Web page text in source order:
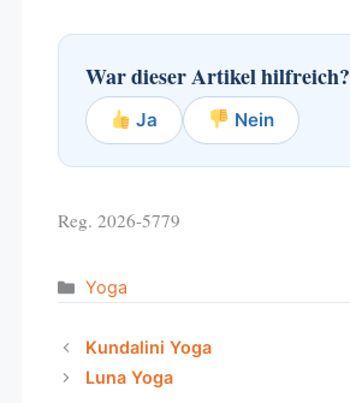
War dieser Artikel hilfreich?
Ja Nein
Reg. 2026-5779
Categories
Yoga
Kundalini Yoga
Luna Yoga